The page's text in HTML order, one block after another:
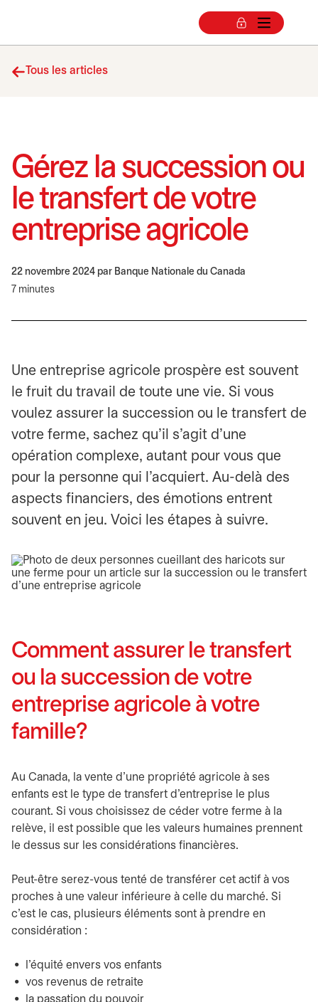
Tous les articles
Gérez la succession ou
le transfert de votre
entreprise agricole
22 novembre 2024 par Banque Nationale du Canada
7 minutes
Une entreprise agricole prospère est souvent
le fruit du travail de toute une vie. Si vous
voulez assurer la succession ou le transfert de
votre ferme, sachez qu’il s’agit d’une
opération complexe, autant pour vous que
pour la personne qui l’acquiert. Au-delà des
aspects financiers, des émotions entrent
souvent en jeu. Voici les étapes à suivre.
Comment assurer le transfert
ou la succession de votre
entreprise agricole à votre
famille?
Au Canada, la vente d’une propriété agricole à ses
enfants est le type de transfert d’entreprise le plus
courant. Si vous choisissez de céder votre ferme à la
relève, il est possible que les valeurs humaines prennent
le dessus sur les considérations financières.
Peut-être serez-vous tenté de transférer cet actif à vos
proches à une valeur inférieure à celle du marché. Si
c’est le cas, plusieurs éléments sont à prendre en
considération :
l’équité envers vos enfants
vos revenus de retraite
la passation du pouvoir